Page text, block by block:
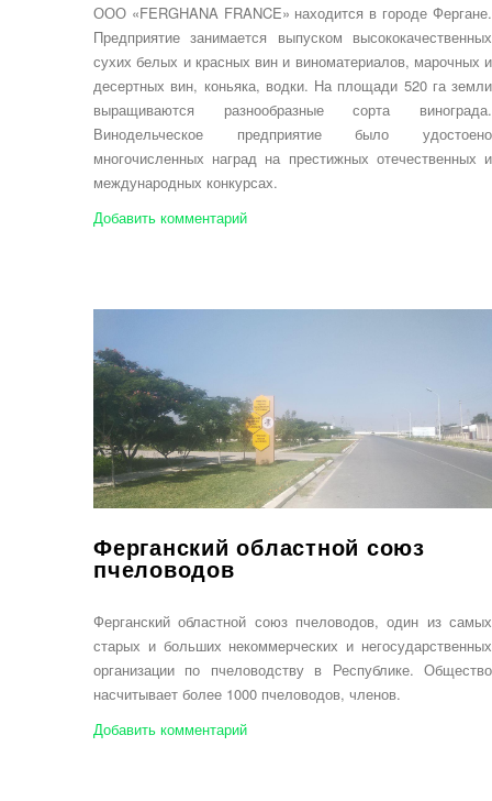
ООО «FERGHANA FRANCE» находится в городе Фергане.
Предприятие занимается выпуском высококачественных
сухих белых и красных вин и виноматериалов, марочных и
десертных вин, коньяка, водки. На площади 520 га земли
выращиваются разнообразные сорта винограда.
Винодельческое предприятие было удостоено
многочисленных наград на престижных отечественных и
международных конкурсах.
Добавить комментарий
Ферганский областной союз
пчеловодов
Ферганский областной союз пчеловодов, один из самых
старых и больших некоммерческих и негосударственных
организации по пчеловодству в Республике. Общество
насчитывает более 1000 пчеловодов, членов.
Добавить комментарий